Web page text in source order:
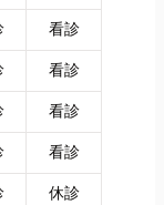
看診
看診
看診
看診
休診